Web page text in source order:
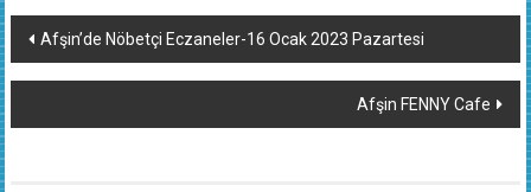
Yazı
dolaşımı